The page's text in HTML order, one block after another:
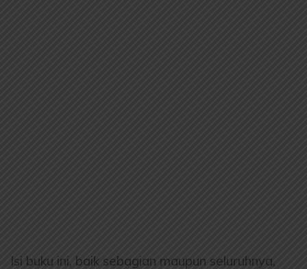
Isi buku ini, baik sebagian maupun seluruhnya,